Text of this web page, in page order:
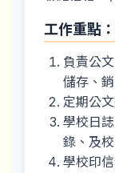
工作重點：
負責公
儲存、
定期公
學校日
錄、及
學校印